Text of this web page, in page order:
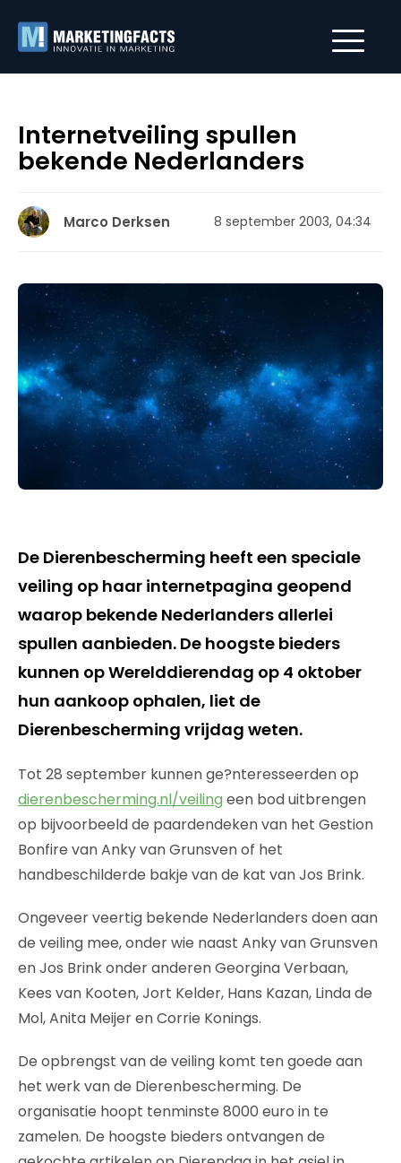
Internetveiling spullen
bekende Nederlanders
Marco Derksen 8 september 2003, 04:34
De Dierenbescherming heeft een speciale
veiling op haar internetpagina geopend
waarop bekende Nederlanders allerlei
spullen aanbieden. De hoogste bieders
kunnen op Werelddierendag op 4 oktober
hun aankoop ophalen, liet de
Dierenbescherming vrijdag weten.
Tot 28 september kunnen ge?nteresseerden op
dierenbescherming.nl/veiling een bod uitbrengen
op bijvoorbeeld de paardendeken van het Gestion
Bonfire van Anky van Grunsven of het
handbeschilderde bakje van de kat van Jos Brink.
Ongeveer veertig bekende Nederlanders doen aan
de veiling mee, onder wie naast Anky van Grunsven
en Jos Brink onder anderen Georgina Verbaan,
Kees van Kooten, Jort Kelder, Hans Kazan, Linda de
Mol, Anita Meijer en Corrie Konings.
De opbrengst van de veiling komt ten goede aan
het werk van de Dierenbescherming. De
organisatie hoopt tenminste 8000 euro in te
zamelen. De hoogste bieders ontvangen de